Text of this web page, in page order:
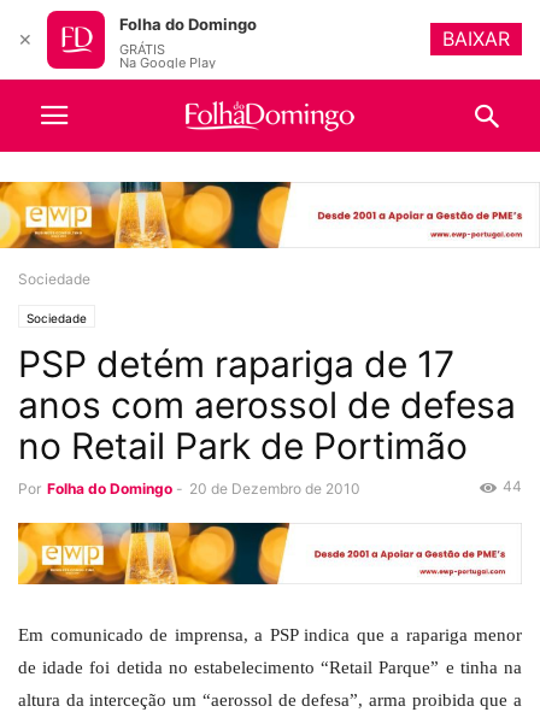
Sociedade
Sociedade
PSP detém rapariga de 17
anos com aerossol de defesa
no Retail Park de Portimão
Por Folha do Domingo - 20 de Dezembro de 2010 44
Em comunicado de imprensa, a PSP indica que a rapariga menor
de idade foi detida no estabelecimento “Retail Parque” e tinha na
altura da interceção um “aerossol de defesa”, arma proibida que a
✕
Folha do Domingo
GRÁTIS
Na Google Play
BAIXAR